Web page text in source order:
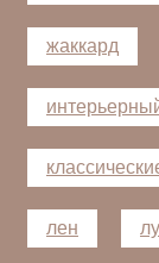
жаккард
лен